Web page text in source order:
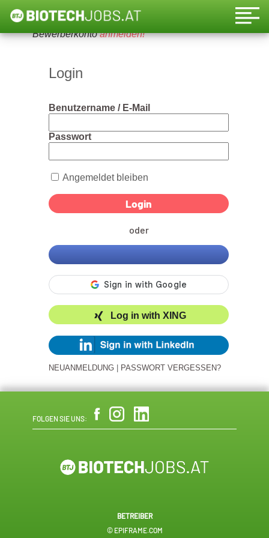
Um diese Funktion nutzen zu können, bitte ein
Bewerberkontoanmelden!
Login
Benutzername / E-Mail
Passwort
Angemeldet bleiben
oder
Log in with XING
NEUANMELDUNG PASSWORT VERGESSEN?
FOLGEN SIE UNS:
BETREIBER
© EPIFRAME.COM